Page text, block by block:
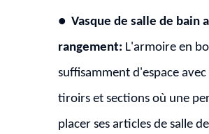
● Vasque de salle de bain
rangement: L'armoire en
suffisamment d'espace
tiroirs et sections où une
placer ses articles de salle